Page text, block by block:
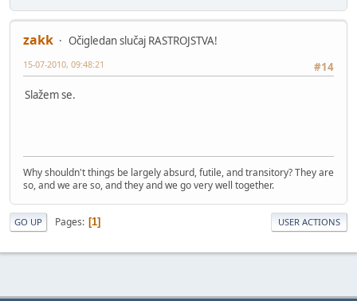
zakk
Očigledan slučaj RASTROJSTVA!
#14
15-07-2010, 09:48:21
Slažem se.
Why shouldn't things be largely absurd, futile, and transitory? They are
so, and we are so, and they and we go very well together.
GO UP Pages 1 USER ACTIONS